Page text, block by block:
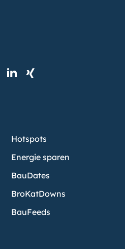
Hotspots
Energie sparen
BauDates
BroKatDowns
BauFeeds